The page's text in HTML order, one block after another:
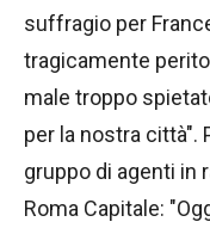
suffragio per
tragicamente
male troppo
per la nostra città".
gruppo di agenti in
Roma Capitale: